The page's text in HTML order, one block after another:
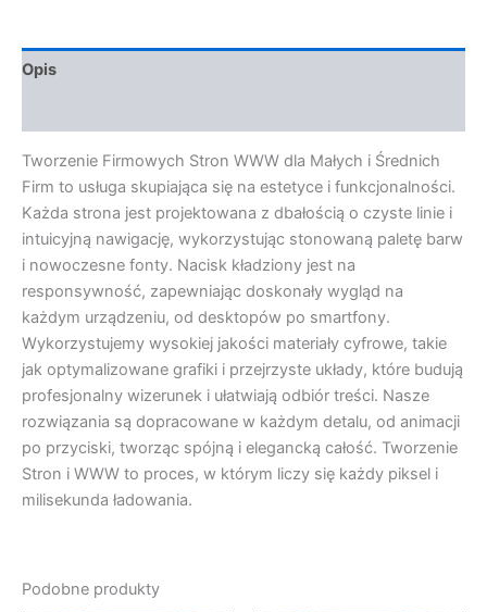
Opis
Tworzenie Firmowych Stron WWW dla Małych i Średnich
Firm to usługa skupiająca się na estetyce i funkcjonalności.
Każda strona jest projektowana z dbałością o czyste linie i
intuicyjną nawigację, wykorzystując stonowaną paletę barw
i nowoczesne fonty. Nacisk kładziony jest na
responsywność, zapewniając doskonały wygląd na
każdym urządzeniu, od desktopów po smartfony.
Wykorzystujemy wysokiej jakości materiały cyfrowe, takie
jak optymalizowane grafiki i przejrzyste układy, które budują
profesjonalny wizerunek i ułatwiają odbiór treści. Nasze
rozwiązania są dopracowane w każdym detalu, od animacji
po przyciski, tworząc spójną i elegancką całość. Tworzenie
Stron i WWW to proces, w którym liczy się każdy piksel i
milisekunda ładowania.
Podobne produkty